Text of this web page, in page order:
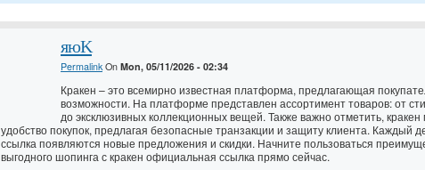
яюK
PermalinkOn Mon, 05/11/2026 - 02:34
Кракен – это всемирно известная платформа, предлагающая
возможности. На платформе представлен ассортимент товаров: от
до эксклюзивных коллекционных вещей. Также важно отметить, кракен
удобство покупок, предлагая безопасные транзакции и защиту клиента. Каждый
ссылка появляются новые предложения и скидки. Начните пользоваться
выгодного шопинга с кракен официальная ссылка прямо сейчас.